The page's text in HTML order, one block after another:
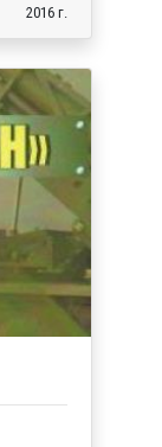
2016 г.